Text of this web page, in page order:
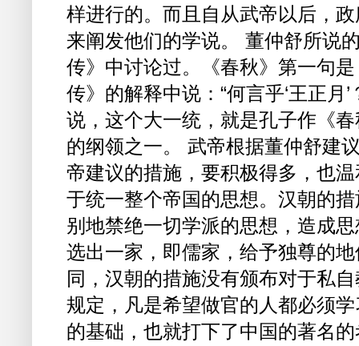
样进行的。而且自从武帝以后，
来阐发他们的学说。 董仲舒所说
传》中讨论过。《春秋》第一句
传》的解释中说：“何言乎‘王正月
说，这个大一统，就是孔子作《
的纲领之一。 武帝根据董仲舒建
帝建议的措施，要积极得多，也
于统一整个帝国的思想。汉朝的
别地禁绝一切学派的思想，造成
选出一家，即儒家，给予独尊的
同，汉朝的措施没有颁布对于私
规定，凡是希望做官的人都必须
的基础，也就打下了中国的著名